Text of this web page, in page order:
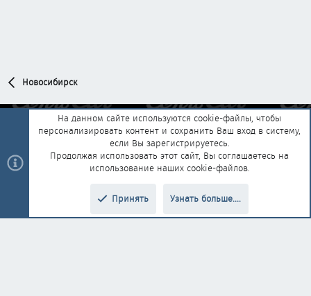
Новосибирск
Обратная связь
Условия и правила
Политика конфиденциальности
Помощь Главная
R
add-ons by ThemeHouse Перевод от Jumuro®
На данном сайте используются cookie-файлы, чтобы
персонализировать контент и сохранить Ваш вход в систему,
если Вы зарегистрируетесь.
Продолжая использовать этот сайт, Вы соглашаетесь на
использование наших cookie-файлов.
Принять Узнать больше....